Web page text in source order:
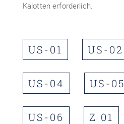
Kalotten erforderlich.
US-01 US-02
US-04 US-05
US-06 Z 01